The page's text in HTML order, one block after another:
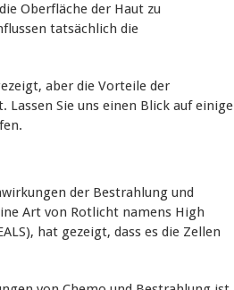
Oberfläche der Haut zu
tatsächlich die
aber die Vorteile der
Sie uns einen Blick auf einige
der Bestrahlung und
Art von Rotlicht namens High
hat gezeigt, dass es die Zellen